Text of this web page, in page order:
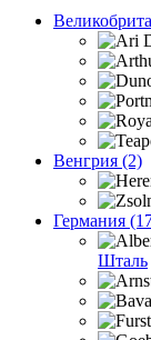
Венгрия (2)
Германия
Шталь